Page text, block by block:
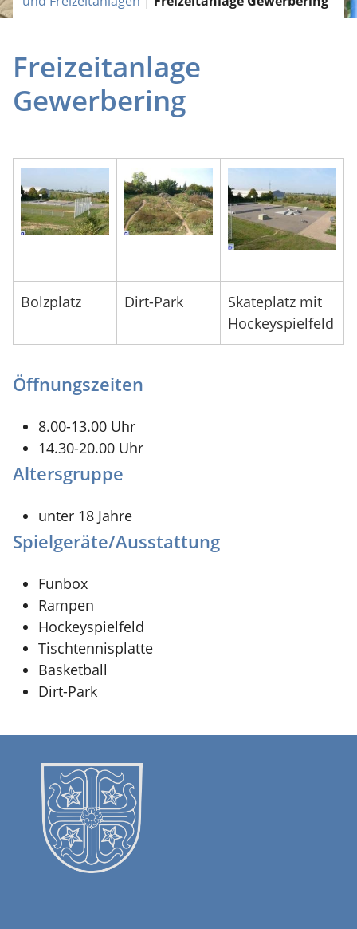
Freizeitanlage
Gewerbering
Bolzplatz Dirt-Park
Skateplatz mit
Hockeyspielfeld
Öffnungszeiten
8.00-13.00 Uhr
14.30-20.00 Uhr
Altersgruppe
unter 18 Jahre
Spielgeräte/Ausstattung
Funbox
Rampen
Hockeyspielfeld
Tischtennisplatte
Basketball
Dirt-Park